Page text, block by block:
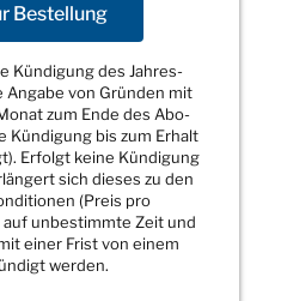
Bestellung
Kündigung des Jahres-
von Gründen mit
zum Ende des Abo-
Kündigung bis zum Erhalt
Erfolgt keine Kündigung
sich dieses zu den
(Preis pro
unbestimmte Zeit und
einer Frist von einem
werden.